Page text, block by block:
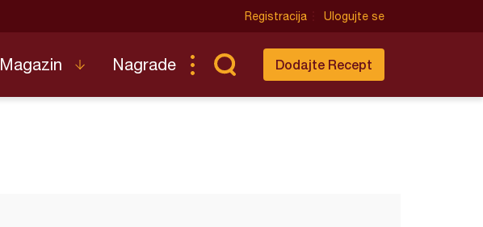
Registracija Ulogujte se
Magazin Nagrade Dodajte Recept